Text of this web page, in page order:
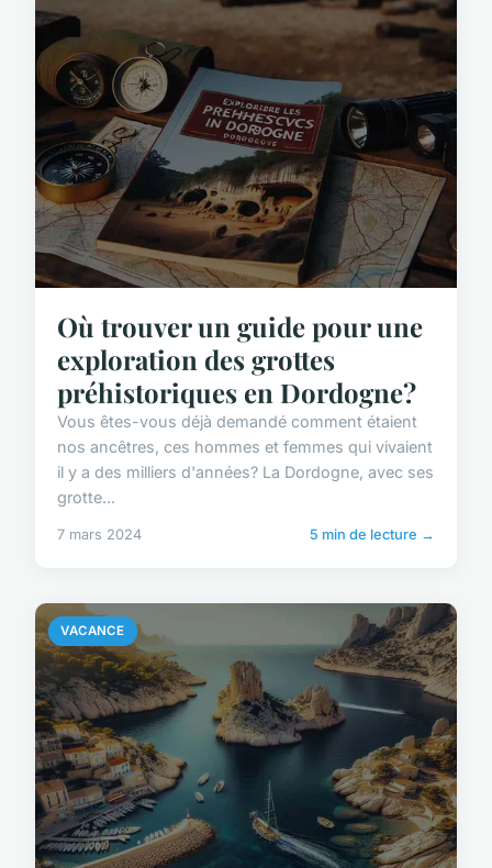
Où trouver un guide pour une
exploration des grottes
préhistoriques en Dordogne?
Vous êtes-vous déjà demandé comment étaient
nos ancêtres, ces hommes et femmes qui vivaient
il y a des milliers d'années? La Dordogne, avec ses
grotte...
7 mars 2024 5 min de lecture →
VACANCE